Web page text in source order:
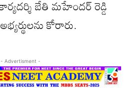
బేతి మహేందర్ రెడ్డి
కోరారు.
- Advertisment -